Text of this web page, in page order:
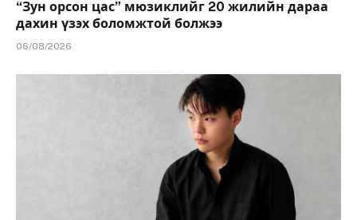
“Зун орсон цас” мюзиклийг 20 жилийн дараа
дахин үзэх боломжтой болжээ
06/08/2026